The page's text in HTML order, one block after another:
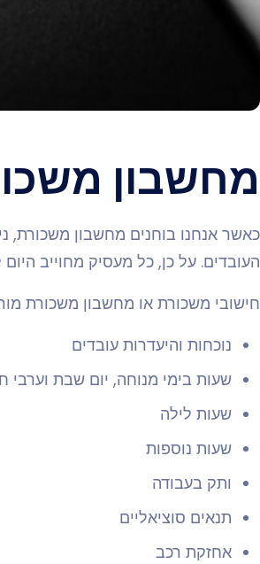
מחשבון
כאשר אנחנו בוחנים מחשבון משכורת,
העובדים. על כן, כל מעסיק מחוייב
חישובי משכורת או מחשבון משכורת
נוכחות והיעדרות עובדים
שעות בימי מנוחה, יום שבת וערבי
שעות לילה
שעות נוספות
ותק בעבודה
תנאים סוציאליים
אחזקת רכב